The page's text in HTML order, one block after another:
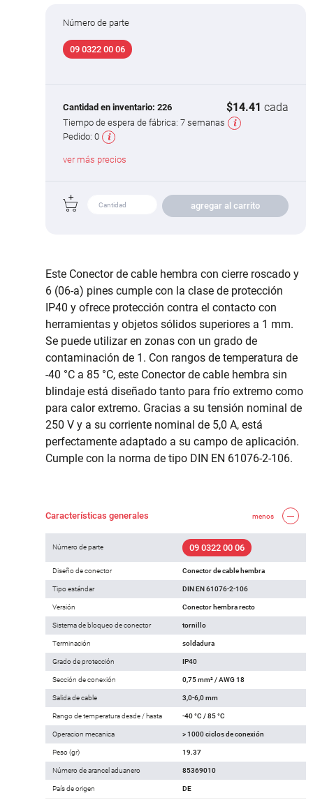
Número de parte
09 0322 00 06
Cantidad en inventario: 226 $14.41 cada
Tiempo de espera de fábrica: 7 semanas
Pedido: 0
ver más precios
agregar al carrito
Este Conector de cable hembra con cierre roscado y
6 (06-a) pines cumple con la clase de protección
IP40 y ofrece protección contra el contacto con
herramientas y objetos sólidos superiores a 1 mm.
Se puede utilizar en zonas con un grado de
contaminación de 1. Con rangos de temperatura de
-40 °C a 85 °C, este Conector de cable hembra sin
blindaje está diseñado tanto para frío extremo como
para calor extremo. Gracias a su tensión nominal de
250 V y a su corriente nominal de 5,0 A, está
perfectamente adaptado a su campo de aplicación.
Cumple con la norma de tipo DIN EN 61076-2-106.
Características generales menos
Número de parte 09 0322 00 06
Diseño de conector Conector de cable hembra
Tipo estándar DIN EN 61076-2-106
Versión Conector hembra recto
Sistema de bloqueo de conector tornillo
Terminación soldadura
Grado de protección IP40
Sección de conexión 0,75 mm² / AWG 18
Salida de cable 3,0-6,0 mm
Rango de temperatura desde / hasta -40 °C / 85 °C
Operacion mecanica > 1000 ciclos de conexión
Peso (gr) 19.37
Número de arancel aduanero 85369010
País de origen DE